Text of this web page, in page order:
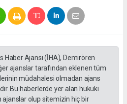
Haber Ajansı (İHA), Demirören
ajanslar tarafından eklenen tüm
müdahalesi olmadan ajans
Bu haberlerde yer alan hukuki
olup sitemizin hiç bir